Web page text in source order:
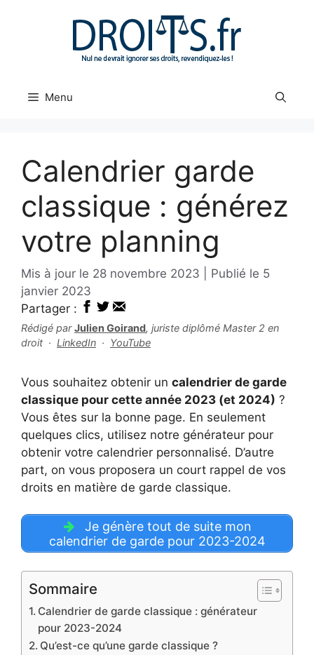
Menu
Calendrier garde
classique : générez
votre planning
28 novembre 2023
5
janvier 2023
Partager :
Rédigé parJulien Goirand, juriste diplômé Master 2 en
droit · LinkedIn · YouTube
Vous souhaitez obtenir un calendrier de garde
classique pour cette année 2023 (et 2024) ?
Vous êtes sur la bonne page. En seulement
quelques clics, utilisez notre générateur pour
obtenir votre calendrier personnalisé. D’autre
part, on vous proposera un court rappel de vos
droits en matière de garde classique.
Je génère tout de suite mon
calendrier de garde pour 2023-2024
Sommaire
Calendrier de garde classique : générateur
pour 2023-2024
Qu’est-ce qu’une garde classique ?